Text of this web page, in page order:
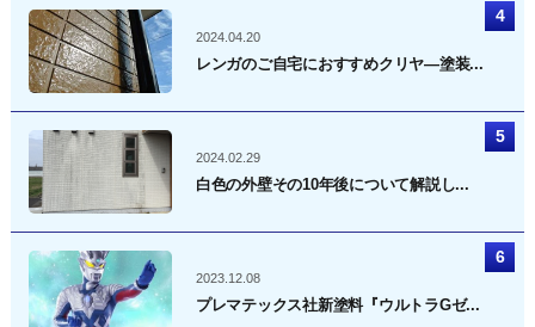
2024.04.20
レンガのご自宅におすすめクリヤ―塗装...
2024.02.29
白色の外壁その10年後について解説し...
2023.12.08
プレマテックス社新塗料『ウルトラGゼ...